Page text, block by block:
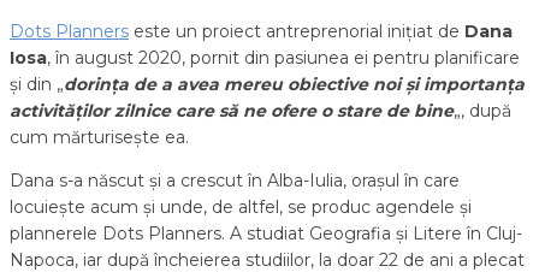
Dots Planners este un proiect antreprenorial inițiat de Dana
Iosa, în august 2020, pornit din pasiunea ei pentru planificare
și din „dorința de a avea mereu obiective noi și importanța
activităților zilnice care să ne ofere o stare de bine„, după
cum mărturisește ea.
Dana s-a născut și a crescut în Alba-Iulia, orașul în care
locuiește acum și unde, de altfel, se produc agendele și
plannerele Dots Planners. A studiat Geografia și Litere în Cluj-
Napoca, iar după încheierea studiilor, la doar 22 de ani a plecat